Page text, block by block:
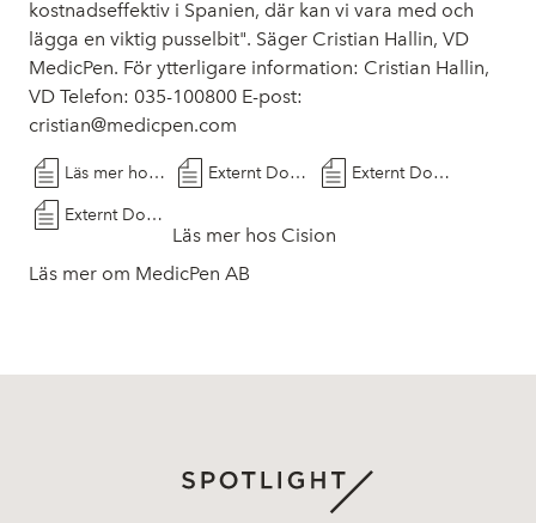
kostnadseffektiv i Spanien, där kan vi vara med och
lägga en viktig pusselbit". Säger Cristian Hallin, VD
MedicPen. För ytterligare information: Cristian Hallin,
VD Telefon: 035-100800 E-post:
cristian@medicpen.com
Läs mer hos Cision Externt Dokument Externt Dokument
Externt Dokument
Läs mer hos Cision
Läs mer om MedicPen AB